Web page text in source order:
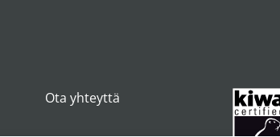
Ota yhteyttä